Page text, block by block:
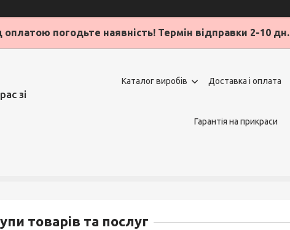
оплатою погодьте наявність! Термін відправки 2-10 дн.
зі
Каталог виробів Доставка і оплата
Гарантія на прикраси
товарів та послуг